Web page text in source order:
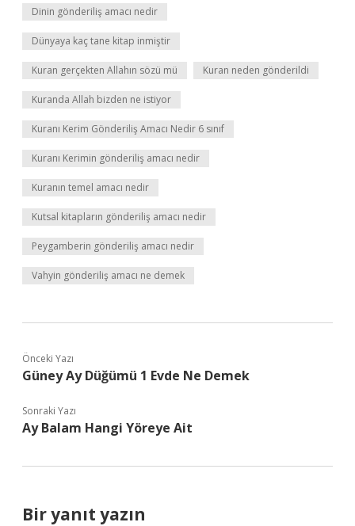
Dinin gönderiliş amacı nedir
Dünyaya kaç tane kitap inmiştir
Kuran gerçekten Allahın sözü mü Kuran neden gönderildi
Kuranda Allah bizden ne istiyor
Kuranı Kerim Gönderiliş Amacı Nedir 6 sınıf
Kuranı Kerimin gönderiliş amacı nedir
Kuranın temel amacı nedir
Kutsal kitapların gönderiliş amacı nedir
Peygamberin gönderiliş amacı nedir
Vahyin gönderiliş amacı ne demek
Önceki Yazı
Güney Ay Düğümü 1 Evde Ne Demek
Sonraki Yazı
Ay Balam Hangi Yöreye Ait
Bir yanıt yazın